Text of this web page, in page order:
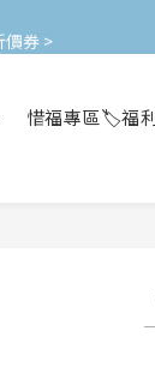
惜福專區🏷️福